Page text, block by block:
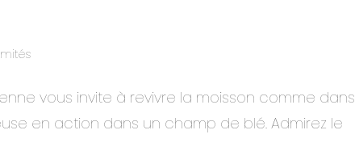
vous invite à revivre la moisson comme dans
en action dans un champ de blé. Admirez le